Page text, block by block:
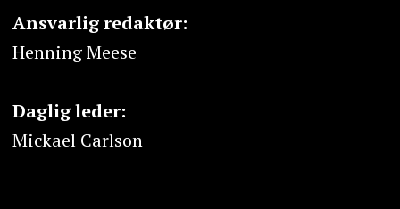
Ansvarlig redaktør:
Henning Meese
Daglig leder:
Mickael Carlson